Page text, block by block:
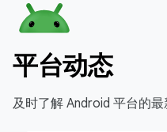
平台动态
及时了解 Android 平台的最